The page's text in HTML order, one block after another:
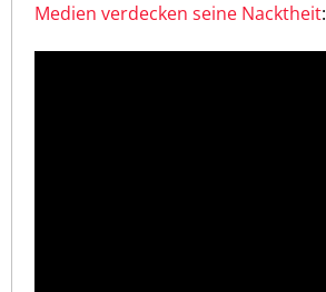
Medien verdecken seine Nacktheit: